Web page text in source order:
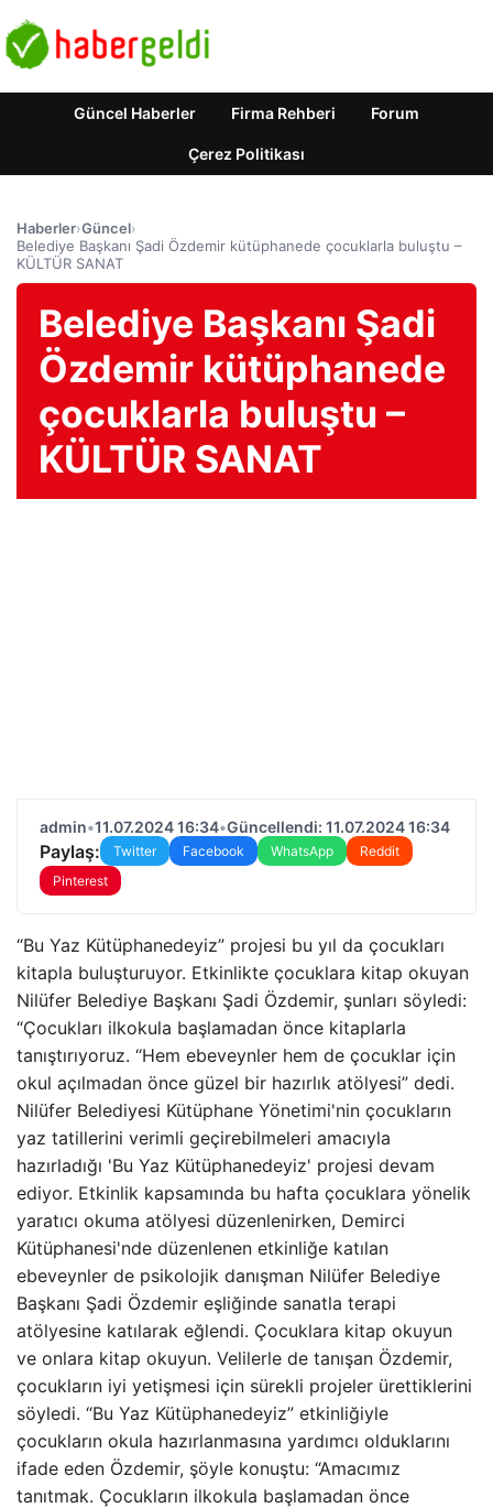
Güncel Haberler Firma Rehberi Forum
Çerez Politikası
Haberler›Güncel›
Belediye Başkanı Şadi Özdemir kütüphanede çocuklarla buluştu –
KÜLTÜR SANAT
Belediye Başkanı Şadi
Özdemir kütüphanede
çocuklarla buluştu –
KÜLTÜR SANAT
admin•11.07.2024 16:34•Güncellendi: 11.07.2024 16:34
Paylaş: Twitter Facebook WhatsApp
Reddit
Pinterest
“Bu Yaz Kütüphanedeyiz” projesi bu yıl da çocukları
kitapla buluşturuyor. Etkinlikte çocuklara kitap okuyan
Nilüfer Belediye Başkanı Şadi Özdemir, şunları söyledi:
“Çocukları ilkokula başlamadan önce kitaplarla
tanıştırıyoruz. “Hem ebeveynler hem de çocuklar için
okul açılmadan önce güzel bir hazırlık atölyesi” dedi.
Nilüfer Belediyesi Kütüphane Yönetimi'nin çocukların
yaz tatillerini verimli geçirebilmeleri amacıyla
hazırladığı 'Bu Yaz Kütüphanedeyiz' projesi devam
ediyor. Etkinlik kapsamında bu hafta çocuklara yönelik
yaratıcı okuma atölyesi düzenlenirken, Demirci
Kütüphanesi'nde düzenlenen etkinliğe katılan
ebeveynler de psikolojik danışman Nilüfer Belediye
Başkanı Şadi Özdemir eşliğinde sanatla terapi
atölyesine katılarak eğlendi. Çocuklara kitap okuyun
ve onlara kitap okuyun. Velilerle de tanışan Özdemir,
çocukların iyi yetişmesi için sürekli projeler ürettiklerini
söyledi. “Bu Yaz Kütüphanedeyiz” etkinliğiyle
çocukların okula hazırlanmasına yardımcı olduklarını
ifade eden Özdemir, şöyle konuştu: “Amacımız
tanıtmak. Çocukların ilkokula başlamadan önce